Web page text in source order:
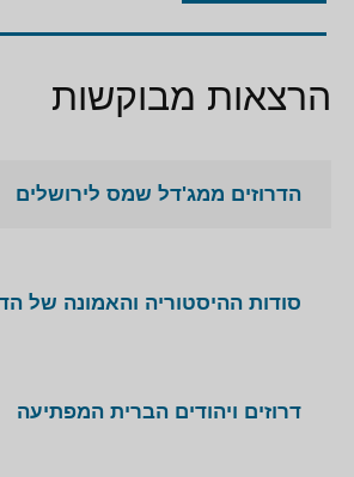
הרצאות מבוקשות
הדרוזים ממג'דל שמס לירושלים
סודות ההיסטוריה והאמונה של
דרוזים ויהודים הברית המפתיעה